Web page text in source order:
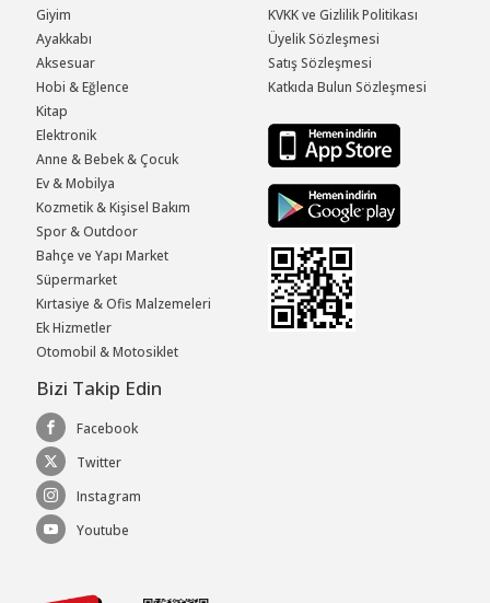
Giyim
Ayakkabı
Aksesuar
Hobi & Eğlence
Kitap
Elektronik
Anne & Bebek & Çocuk
Ev & Mobilya
Kozmetik & Kişisel Bakım
Spor & Outdoor
Bahçe ve Yapı Market
Süpermarket
Kırtasiye & Ofis Malzemeleri
Ek Hizmetler
Otomobil & Motosiklet
KVKK ve Gizlilik Politikası
Üyelik Sözleşmesi
Satış Sözleşmesi
Katkıda Bulun Sözleşmesi
Bizi Takip Edin
Facebook
Twitter
Instagram
Youtube